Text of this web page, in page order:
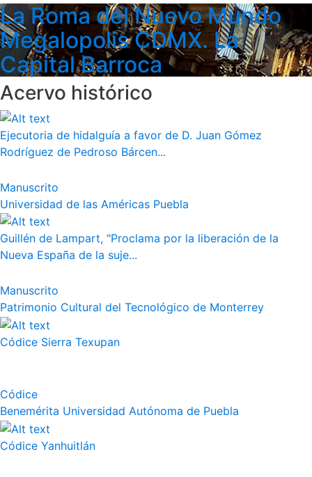
La Roma del Nuevo Mundo
Megalopolis CDMX. La
Capital Barroca
Acervo histórico
Ejecutoria de hidalguía a favor de D. Juan Gómez
Rodríguez de Pedroso Bárcen...
Manuscrito
Universidad de las Américas Puebla
Guillén de Lampart, "Proclama por la liberación de la
Nueva España de la suje...
Manuscrito
Patrimonio Cultural del Tecnológico de Monterrey
Códice Sierra Texupan
Códice
Benemérita Universidad Autónoma de Puebla
Códice Yanhuitlán